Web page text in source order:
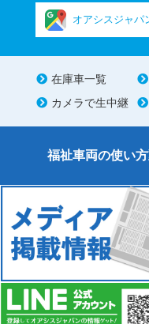
オアシスジャパ
在庫車一覧
カメラで生中継
福祉車両の使い